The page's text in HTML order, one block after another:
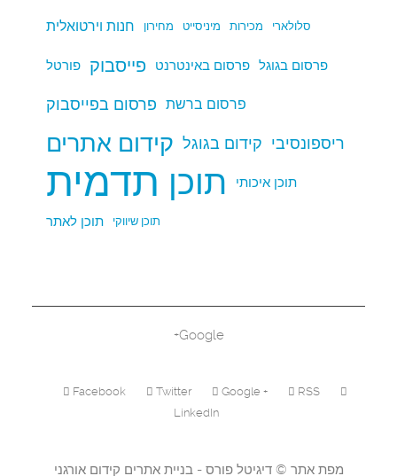
חנות וירטואלית מחירון מיניסייט מכירות סלולארי
פורטל פייסבוק פרסום באינטרנט פרסום בגוגל
פרסום בפייסבוק פרסום ברשת
קידום אתרים קידום בגוגל ריספונסיבי
תדמית תוכן תוכן איכותי
תוכן לאתר תוכן שיווקי
Google+
Facebook Twitter Google +
RSS
LinkedIn
מפת אתר ©דיגיטל פורס - בניית אתרים קידום אורגני